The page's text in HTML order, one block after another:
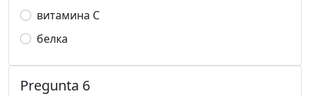
витамина С
белка
Pregunta 6